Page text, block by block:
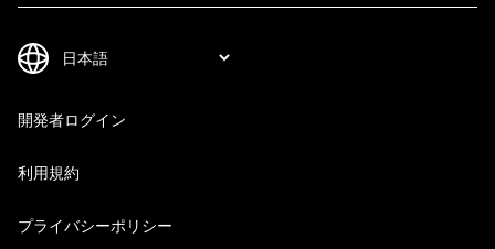
開発者ログイン
利用規約
プライバシーポリシー